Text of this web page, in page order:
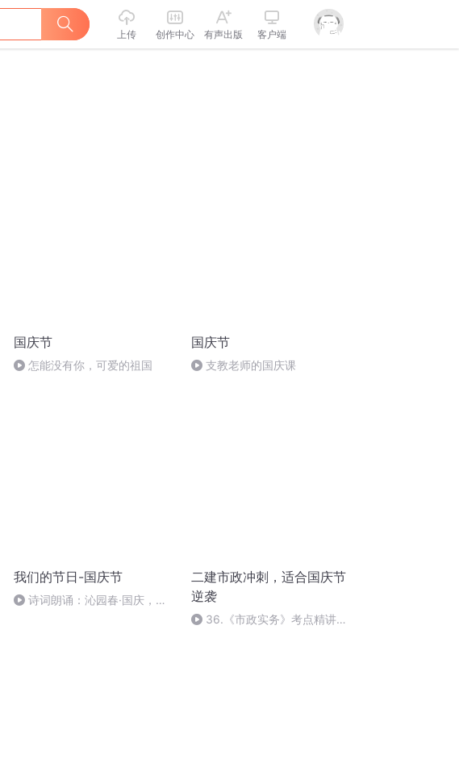
上传 创作中心 有声出版 客户端
国庆节
怎能没有你，可爱的祖国
国庆节
支教老师的国庆课
我们的节日-国庆节
诗词朗诵：沁园春·国庆，朗
二建市政冲刺，适合国庆节
逆袭
36.《市政实务》考点精讲第